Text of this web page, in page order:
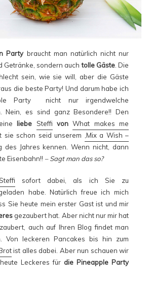
Partybraucht man natürlich nicht nur
Getränke, sondern auchtolle Gäste. Die
sein, wie sie will, aber die Gäste
die beste Party! Und darum habe ich
Party nicht nur irgendwelche
Nein, es sind ganz Besondere!! Den
liebe Steffi vonWhat makes me
sie schon seid unserem
‚Mix a Wish –
des Jahres kennen. Wenn nicht, dann
Eisenbahn!! – Sagt man das so?
sofort dabei, als ich Sie zu
habe. Natürlich freue ich mich
Sie heute mein erster Gast ist und mir
gezaubert hat. Aber nicht nur mir hat
auch auf Ihren Blog findet man
Von leckeren Pancakes bis hin zum
ist alles dabei. Aber nun schauen wir
Leckeres für die Pineapple Party